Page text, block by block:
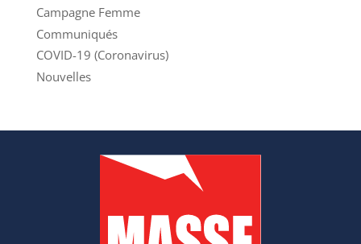
Campagne Femme
Communiqués
COVID-19 (Coronavirus)
Nouvelles